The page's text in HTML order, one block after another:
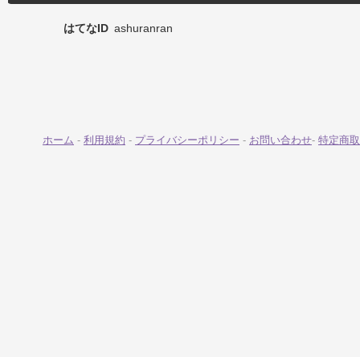
はてなID ashuranran
ホーム - 利用規約 - プライバシーポリシー - お問い合わせ- 特定商